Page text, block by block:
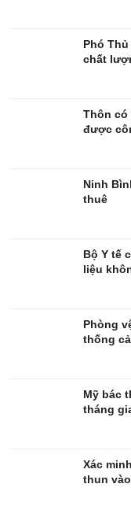
Phó
chất
Thôn có
được
Ninh
thuê
Bộ Y tế
liệu
Phòng
thống
Mỹ bác
tháng
Xác
thun